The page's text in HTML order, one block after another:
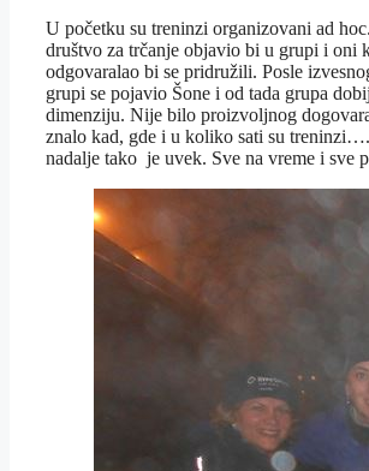
U početku su treninzi organizovani ad
društvo za trčanje objavio bi u grupi i oni
odgovaralao bi se pridružili. Posle
grupi se pojavio Šone i od tada grupa
dimenziju. Nije bilo proizvoljnog
znalo kad, gde i u koliko sati su
nadalje tako je uvek. Sve na vreme i sve